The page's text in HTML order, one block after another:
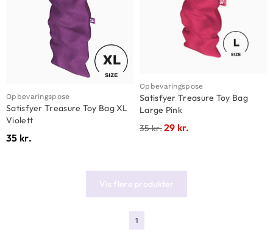
Opbevaringspose
Satisfyer Treasure Toy Bag XL
Violett
35 kr.
Opbevaringspose
Satisfyer Treasure Toy Bag
Large Pink
35kr.29 kr.
Vis flere produkter
1